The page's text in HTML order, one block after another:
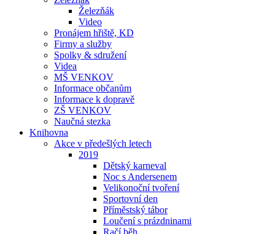
Železňák
Video
Pronájem hřiště, KD
Firmy a služby
Spolky & sdružení
Videa
MŠ VENKOV
Informace občanům
Informace k dopravě
ZŠ VENKOV
Naučná stezka
Knihovna
Akce v předešlých letech
2019
Dětský karneval
Noc s Andersenem
Velikonoční tvoření
Sportovní den
Příměstský tábor
Loučení s prázdninami
Račí běh